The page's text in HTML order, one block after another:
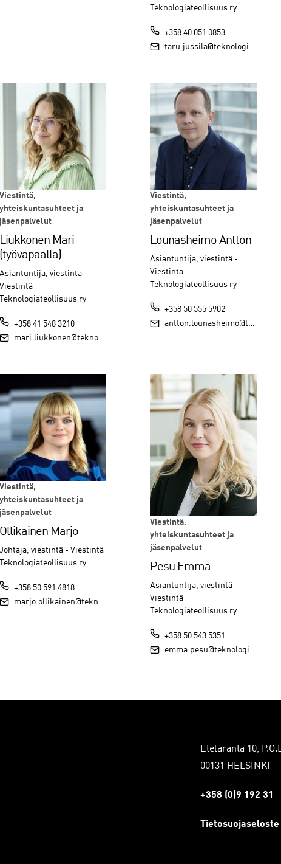
Teknologiateollisuus ry
+358 40 051 0853
taru.jussila@teknologiateollisuus.fi
Viestintä,
yhteiskuntasuhteet ja
jäsenpalvelut
Liukkonen Mari
(työvapaalla)
Asiantuntija, viestintä -
Viestintä
Teknologiateollisuus ry
+358 41 548 3210
mari.liukkonen@teknologiateollisuus.fi
Viestintä,
yhteiskuntasuhteet ja
jäsenpalvelut
Lounasheimo Antton
Asiantuntija, viestintä -
Viestintä
Teknologiateollisuus ry
+358 50 555 5902
antton.lounasheimo@teknologiateollisuus.fi
Viestintä,
yhteiskuntasuhteet ja
jäsenpalvelut
Ollikainen Marjo
Johtaja, viestintä - Viestintä
Teknologiateollisuus ry
+358 50 591 4818
marjo.ollikainen@teknologiateollisuus.fi
Viestintä,
yhteiskuntasuhteet ja
jäsenpalvelut
Pesu Emma
Asiantuntija, viestintä -
Viestintä
Teknologiateollisuus ry
+358 50 543 5351
emma.pesu@teknologiateollisuus.fi
Eteläranta 10,
00131 HELSINKI
+358 (0)9 192 31
Tietosuojaseloste